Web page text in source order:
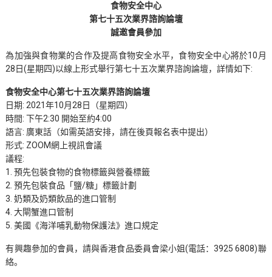
食物安全中心
第七十五次業界諮詢論壇
誠邀會員參加
為加強與食物業的合作及提高食物安全水平，食物安全中心將於10月
28日(星期四)以線上形式舉行第七十五次業界諮詢論壇，詳情如下:
食物安全中心第七十五次業界諮詢論壇
日期: 2021年10月28日（星期四）
時間: 下午2:30 開始至約4:00
語言: 廣東話（如需英語安排，請在後頁報名表中提出）
形式: ZOOM網上視訊會議
議程:
1. 預先包裝食物的食物標籤與營養標籤
2. 預先包裝食品「鹽/糖」標籤計劃
3. 奶類及奶類飲品的進口管制
4. 大閘蟹進口管制
5. 美國《海洋哺乳動物保護法》進口規定
有興趣參加的會員，請與香港食品委員會梁小姐(電話：3925 6808)聯
絡。